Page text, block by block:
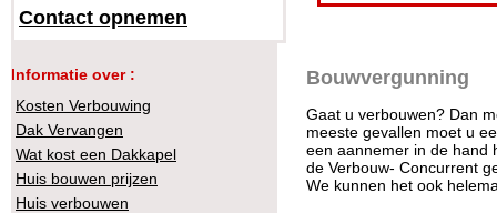
Bouwvergunning
Gaat u verbouwen? Dan
meeste gevallen moet u
een aannemer in de hand
de Verbouw- Concurrent
We kunnen het ook
Contact opnemen
Informatie over :
Kosten Verbouwing
Dak Vervangen
Wat kost een Dakkapel
Huis bouwen prijzen
Huis verbouwen